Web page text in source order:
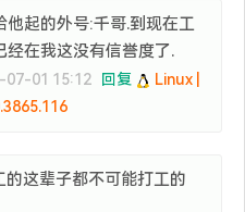
他起的外号:千哥.到现在工
经在我这没有信誉度了.
07-01 15:12 回复
Linux |
这辈子都不可能打工的